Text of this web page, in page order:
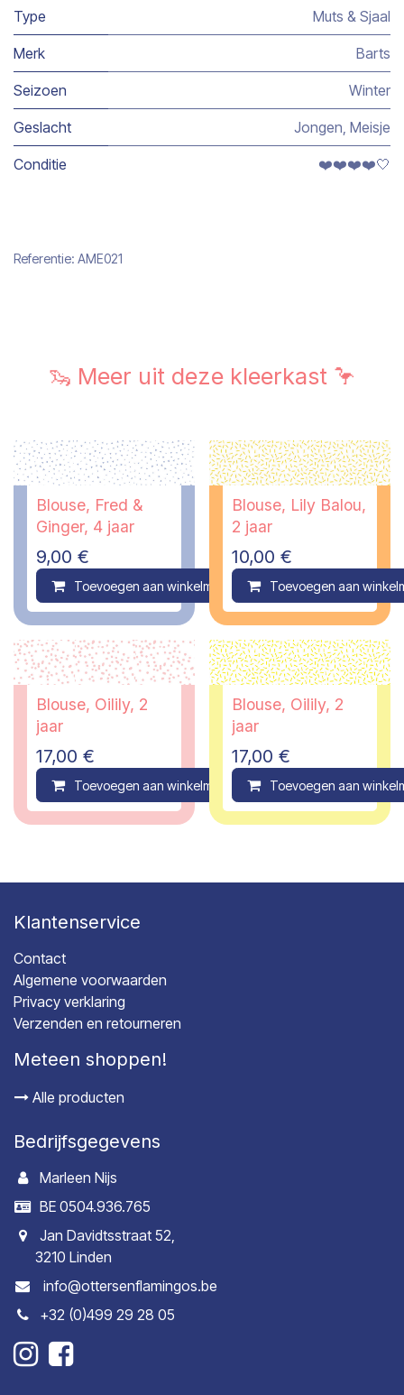
Type Muts & Sjaal
Merk Barts
Seizoen Winter
Geslacht Jongen Meisje
Conditie ❤️❤️❤️❤️🤍
Referentie: AME021
🦦 Meer uit deze kleerkast 🦩
Blouse, Fred &
Ginger, 4 jaar
9,00 €
Toevoegen aan winkelmandje Compare
Blouse, Lily Balou,
2 jaar
10,00 €
Toevoegen aan
Blouse, Oilily, 2
jaar
17,00 €
Toevoegen aan winkelmandje Compare
Blouse, Oilily, 2
jaar
17,00 €
Toevoegen aan
Klantenservice
Contact
Algemene voorwaarden
Privacy verklaring
Verzenden en retourneren
Meteen shoppen!
Alle producten
Bedrijfsgegevens
Marleen Nijs
BE 0504.936.765
Jan Davidtsstraat 52,
3210 Linden
info@ottersenflamingos.be
+32 (0)499 29 28 05